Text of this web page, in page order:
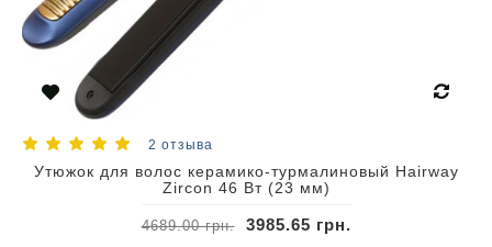
2 отзыва
Утюжок для волос керамико-турмалиновый Hairway
Zircon 46 Вт (23 мм)
4689.00 грн. 3985.65 грн.